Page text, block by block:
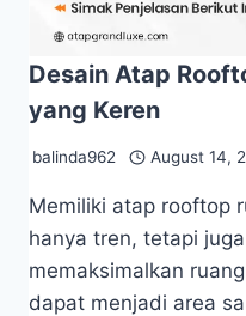
Desain Atap
yang Keren
balinda962 August 14,
Memiliki atap rooftop
hanya tren, tetapi
memaksimalkan
dapat menjadi area